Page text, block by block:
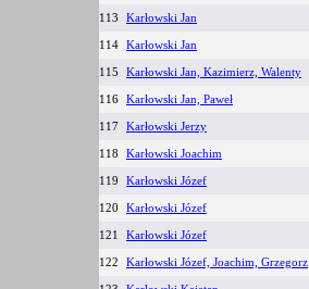
113 Karłowski Jan
114 Karłowski Jan
115 Karłowski Jan, Kazimierz, Walenty
116
Karłowski Jan, Paweł
117 Karłowski Jerzy
118 Karłowski Joachim
119 Karłowski Józef
120 Karłowski Józef
121 Karłowski Józef
122 Karłowski Józef, Joachim, Grzegorz